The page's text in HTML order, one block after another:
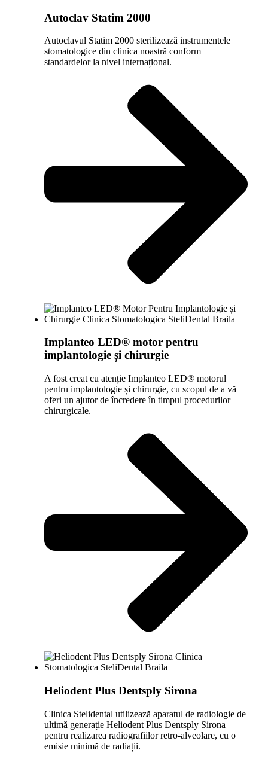
Autoclav Statim 2000
Autoclavul Statim 2000 sterilizează instrumentele
stomatologice din clinica noastră conform
standardelor la nivel internațional.
Implanteo LED® motor pentru
implantologie și chirurgie
A fost creat cu atenție Implanteo LED® motorul
pentru implantologie și chirurgie, cu scopul de a vă
oferi un ajutor de încredere în timpul procedurilor
chirurgicale.
Heliodent Plus Dentsply Sirona
Clinica Stelidental utilizează aparatul de radiologie de
ultimă generație Heliodent Plus Dentsply Sirona
pentru realizarea radiografiilor retro-alveolare, cu o
emisie minimă de radiații.